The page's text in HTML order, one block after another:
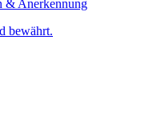
& Anerkennung
bewährt.